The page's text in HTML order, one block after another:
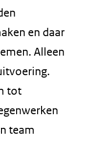
en daar
Alleen
tot
team